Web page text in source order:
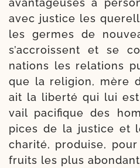
avanta­geuses à
avec jus­tice les
les germes de
s’accroissent et se
nations les rela­tions
que la reli­gion, mère
ait la liber­té qui lui
vail paci­fique des
pices de la jus­tice et
cha­ri­té, pro­duise,
fruits les plus